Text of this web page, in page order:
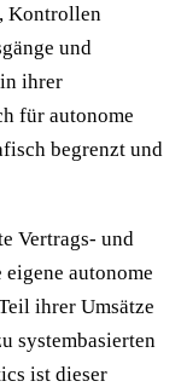
Kontrollen
und
ihrer
für autonome
begrenzt und
Vertrags- und
autonome
ihrer Umsätze
systembasierten
ist dieser